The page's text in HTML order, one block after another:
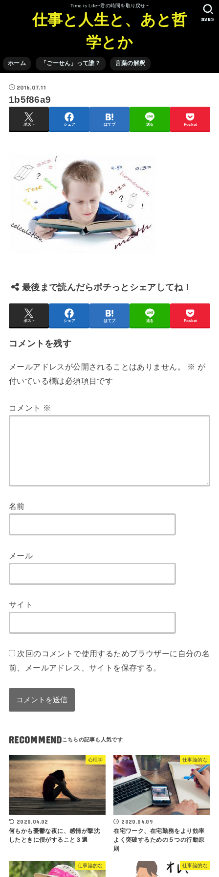
Time is Life~君の時間を取り戻せ~
仕事と人生と、あと哲
学とか
ホーム 「ごーせん」って誰？ 言葉の解釈
SEARCH
2016.07.11
1b5f86a9
ポスト シェア はてブ 送る Pocket
最後まで読んだらポチっとシェアしてね！
ポスト シェア はてブ 送る Pocket
コメントを残す
メールアドレスが公開されることはありません。 ※ が
付いている欄は必須項目です
コメント ※
名前
メール
サイト
次回のコメントで使用するためブラウザーに自分の名
前、メールアドレス、サイトを保存する。
RECOMMEND
心理学
2020.04.02
何もかも憂鬱な夜に、感情が撃沈
したときに僕がすること３選
仕事論的な
2020.04.09
在宅ワーク、在宅勤務をより効率
よく突破するための５つの行動原
則
仕事論的な 仕事論的な